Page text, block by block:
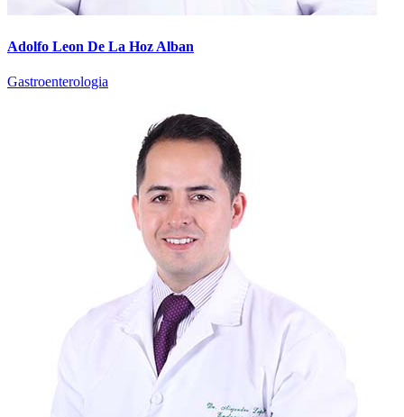
Adolfo Leon De La Hoz Alban
Gastroenterologia